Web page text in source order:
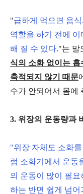
"급하게 먹으면 음
역할을 하기 전에
해 질 수 있다."는 말
식의 소화 없이는 흡
축적되지 않기 때문
수가 안되어서 몸에
3. 위장의 운동량과
"위장 자체도 소화
럼 소화기에서 운동
의 운동이 많이 필요
하는 반면 쉽게 넘어